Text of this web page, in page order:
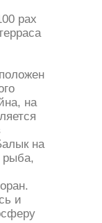
paх
на
на
рыба,
и